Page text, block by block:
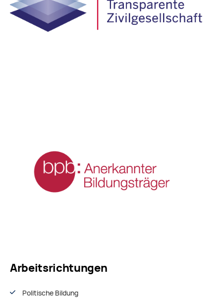
Arbeitsrichtungen
Politische Bildung